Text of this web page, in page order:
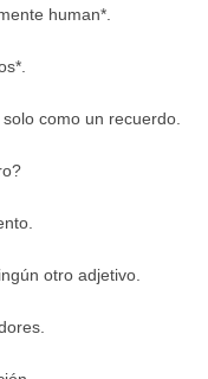
human*.
como un recuerdo.
otro adjetivo.